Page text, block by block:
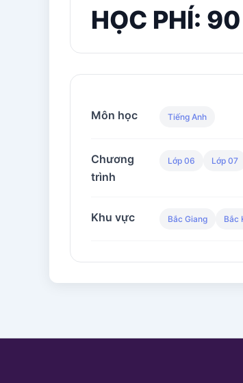
HỌC PHÍ:
Môn học Tiếng Anh
Chương
trình
Lớp 06 Lớp 07
Khu vực Bắc Giang Bắc